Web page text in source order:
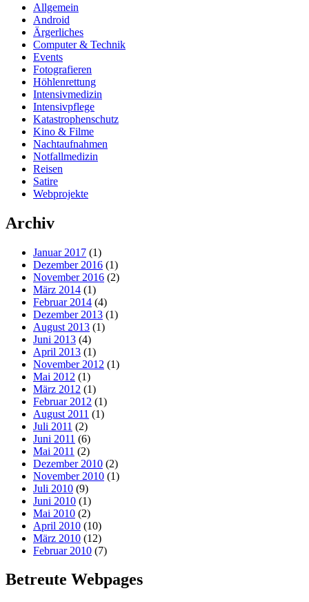
Allgemein
Android
Ärgerliches
Computer & Technik
Events
Fotografieren
Höhlenrettung
Intensivmedizin
Intensivpflege
Katastrophenschutz
Kino & Filme
Nachtaufnahmen
Notfallmedizin
Reisen
Satire
Webprojekte
Archiv
Januar 2017 (1)
Dezember 2016 (1)
November 2016 (2)
März 2014 (1)
Februar 2014 (4)
Dezember 2013 (1)
August 2013 (1)
Juni 2013 (4)
April 2013 (1)
November 2012 (1)
Mai 2012 (1)
März 2012 (1)
Februar 2012 (1)
August 2011 (1)
Juli 2011 (2)
Juni 2011 (6)
Mai 2011 (2)
Dezember 2010 (2)
November 2010 (1)
Juli 2010 (9)
Juni 2010 (1)
Mai 2010 (2)
April 2010 (10)
März 2010 (12)
Februar 2010 (7)
Betreute Webpages